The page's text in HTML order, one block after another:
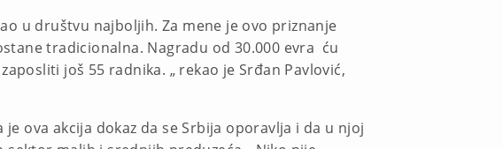
u društvu najboljih. Za mene je ovo priznanje
tradicionalna. Nagradu od 30.000 evra ću
još 55 radnika. „ rekao je Srđan Pavlović,
ova akcija dokaz da se Srbija oporavlja i da u njoj